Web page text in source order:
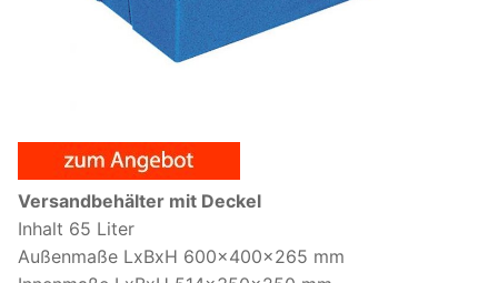
Versandbehälter mit Deckel
Inhalt 65 Liter
Außenmaße LxBxH 600x400x265 mm